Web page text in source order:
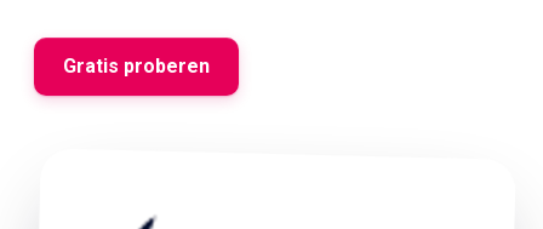
Gratis proberen